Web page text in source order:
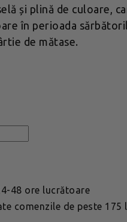
și plină de culoare,
în perioada
de mătase.
48 ore lucrătoare
comenzile de peste 175